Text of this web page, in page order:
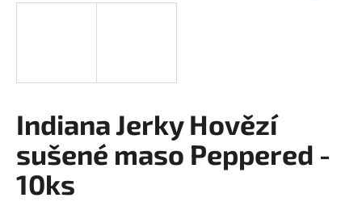
Indiana Jerky Hovězí
sušené maso Peppered -
10ks
t